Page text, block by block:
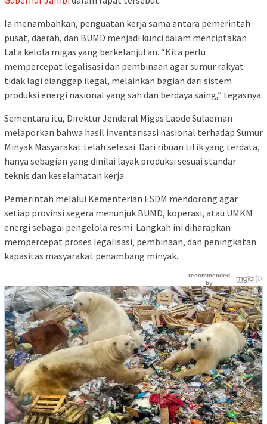
Ia menambahkan, penguatan kerja sama antara pemerintah
pusat, daerah, dan BUMD menjadi kunci dalam menciptakan
tata kelola migas yang berkelanjutan. “Kita perlu
mempercepat legalisasi dan pembinaan agar sumur rakyat
tidak lagi dianggap ilegal, melainkan bagian dari sistem
produksi energi nasional yang sah dan berdaya saing,” tegasnya.
Sementara itu, Direktur Jenderal Migas Laode Sulaeman
melaporkan bahwa hasil inventarisasi nasional terhadap Sumur
Minyak Masyarakat telah selesai. Dari ribuan titik yang terdata,
hanya sebagian yang dinilai layak produksi sesuai standar
teknis dan keselamatan kerja.
Pemerintah melalui Kementerian ESDM mendorong agar
setiap provinsi segera menunjuk BUMD, koperasi, atau UMKM
energi sebagai pengelola resmi. Langkah ini diharapkan
mempercepat proses legalisasi, pembinaan, dan peningkatan
kapasitas masyarakat penambang minyak.